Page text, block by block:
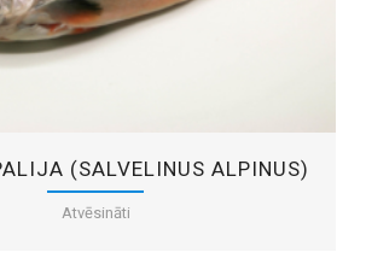
(SALVELINUS ALPINUS)
Atvēsināti